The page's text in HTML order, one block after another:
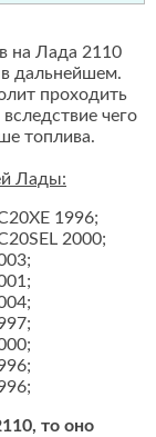
на Лада 2110
в дальнейшем.
проходить
чего
топлива.
Лады:
1996;
2000;
то оно